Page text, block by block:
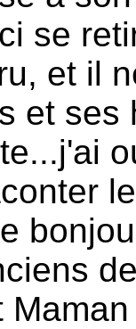
se
et il
et ses
Maman